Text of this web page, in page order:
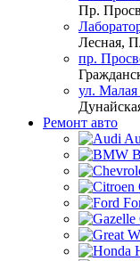
Пр.
Лесная,
пр.
ул. Малая
Ремонт авто